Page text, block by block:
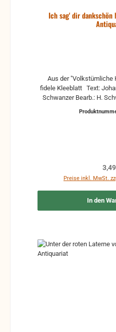
Ich sag' dir dankschön
fidele Kleeblatt Text: Johann Mathis Musik: Walter
Schwanzer Bearb.: H. Schwarz
Preise inkl. MwSt.
In den